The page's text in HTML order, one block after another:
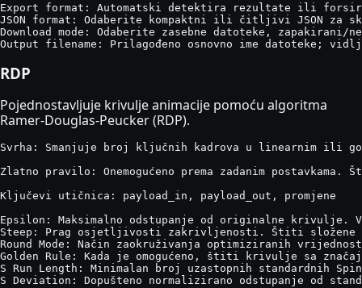
Export format: Automatski detektira rezultate ili forsira
JSON format: Odaberite kompaktni ili čitljivi JSON za
Download mode: Odaberite zasebne datoteke, zapakirani/
Output filename: Prilagođeno osnovno ime datoteke;
RDP
Pojednostavljuje krivulje animacije pomoću algoritma
Ramer-Douglas-Peucker (RDP).
Svrha: Smanjuje broj ključnih kadrova u linearnim ili
Zlatno pravilo: Onemogućeno prema zadanim
Ključevi utičnica: payload_in, payload_out, promjene
Epsilon: Maksimalno odstupanje od originalne
Steep: Prag osjetljivosti zakrivljenosti. Štiti složene
Round Mode: Način zaokruživanja optimiziranih
Golden Rule: Kada je omogućeno, štiti krivulje sa
S Run Length: Minimalan broj uzastopnih standardnih
S Deviation: Dopušteno normalizirano odstupanje od